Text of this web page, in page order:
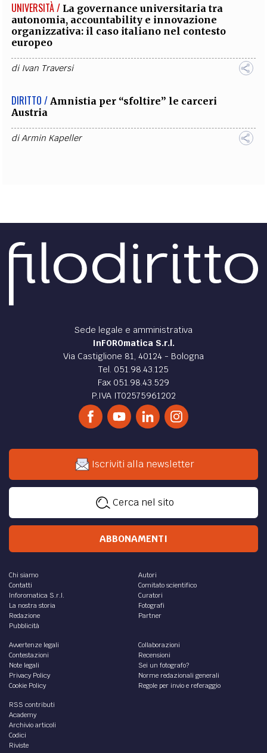
UNIVERSITÀ / La governance universitaria tra
autonomia, accountability e innovazione
organizzativa: il caso italiano nel contesto
europeo
di Ivan Traversi
DIRITTO / Amnistia per “sfoltire” le carceri
Austria
diArmin Kapeller
Sede legale e amministrativa
InFOROmatica S.r.l.
Via Castiglione 81, 40124 - Bologna
Tel. 051.98.43.125
Fax 051.98.43.529
P.IVA IT02575961202
Iscriviti alla newsletter
Cerca nel sito
ABBONAMENTI
Chi siamo
Contatti
Inforomatica S.r.l.
La nostra storia
Redazione
Pubblicità
Autori
Comitato scientifico
Curatori
Fotografi
Partner
Avvertenze legali
Contestazioni
Note legali
Privacy Policy
Cookie Policy
Collaborazioni
Recensioni
Sei un fotografo?
Norme redazionali generali
Regole per invio e referaggio
RSS contributi
Academy
Archivio articoli
Codici
Riviste